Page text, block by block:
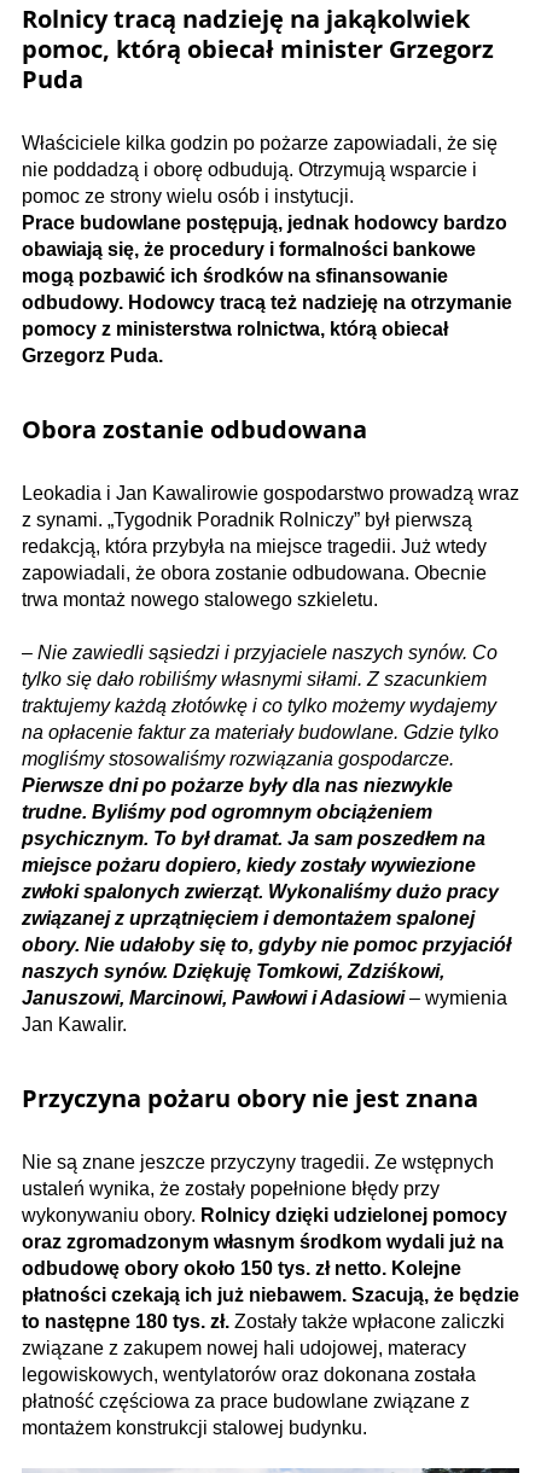
Rolnicy tracą nadzieję na jakąkolwiek
pomoc, którą obiecał minister Grzegorz
Puda
Właściciele kilka godzin po pożarze zapowiadali, że się
nie poddadzą i oborę odbudują. Otrzymują wsparcie i
pomoc ze strony wielu osób i instytucji.
Prace budowlane postępują, jednak hodowcy bardzo
obawiają się, że procedury i formalności bankowe
mogą pozbawić ich środków na sfinansowanie
odbudowy. Hodowcy tracą też nadzieję na otrzymanie
pomocy z ministerstwa rolnictwa, którą obiecał
Grzegorz Puda.
Obora zostanie odbudowana
Leokadia i Jan Kawalirowie gospodarstwo prowadzą wraz
z synami. „Tygodnik Poradnik Rolniczy” był pierwszą
redakcją, która przybyła na miejsce tragedii. Już wtedy
zapowiadali, że obora zostanie odbudowana. Obecnie
trwa montaż nowego stalowego szkieletu.
– Nie zawiedli sąsiedzi i przyjaciele naszych synów. Co
tylko się dało robiliśmy własnymi siłami. Z szacunkiem
traktujemy każdą złotówkę i co tylko możemy wydajemy
na opłacenie faktur za materiały budowlane. Gdzie tylko
mogliśmy stosowaliśmy rozwiązania gospodarcze.
Pierwsze dni po pożarze były dla nas niezwykle
trudne. Byliśmy pod ogromnym obciążeniem
psychicznym. To był dramat. Ja sam poszedłem na
miejsce pożaru dopiero, kiedy zostały wywiezione
zwłoki spalonych zwierząt. Wykonaliśmy dużo pracy
związanej z uprzątnięciem i demontażem spalonej
obory. Nie udałoby się to, gdyby nie pomoc przyjaciół
naszych synów. Dziękuję Tomkowi, Zdziśkowi,
Januszowi, Marcinowi, Pawłowi i Adasiowi– wymienia
Jan Kawalir.
Przyczyna pożaru obory nie jest znana
Nie są znane jeszcze przyczyny tragedii. Ze wstępnych
ustaleń wynika, że zostały popełnione błędy przy
wykonywaniu obory. Rolnicy dzięki udzielonej pomocy
oraz zgromadzonym własnym środkom wydali już na
odbudowę obory około 150 tys. zł netto. Kolejne
płatności czekają ich już niebawem. Szacują, że będzie
to następne 180 tys. zł. Zostały także wpłacone zaliczki
związane z zakupem nowej hali udojowej, materacy
legowiskowych, wentylatorów oraz dokonana została
płatność częściowa za prace budowlane związane z
montażem konstrukcji stalowej budynku.